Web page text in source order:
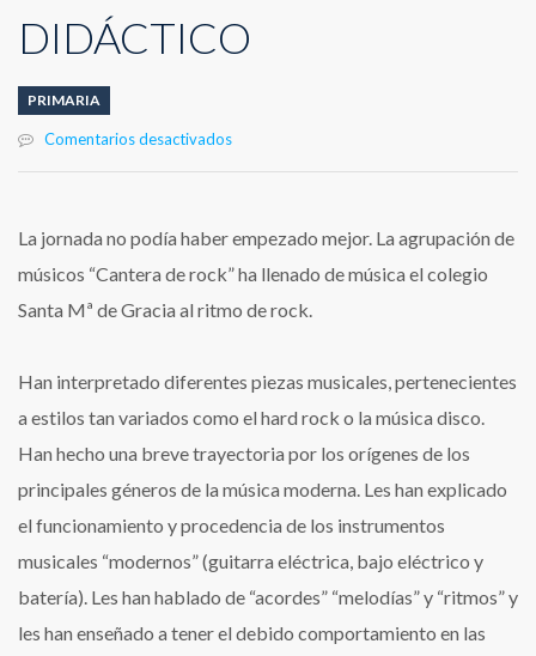
DIDÁCTICO
PRIMARIA
Comentarios desactivadosen
DIDÁCTICO
La jornada no podía haber empezado mejor. La agrupación de
músicos “Cantera de rock” ha llenado de música el colegio
Santa Mª de Gracia al ritmo de rock.
Han interpretado diferentes piezas musicales, pertenecientes
a estilos tan variados como el hard rock o la música disco.
Han hecho una breve trayectoria por los orígenes de los
principales géneros de la música moderna. Les han explicado
el funcionamiento y procedencia de los instrumentos
musicales “modernos” (guitarra eléctrica, bajo eléctrico y
batería). Les han hablado de “acordes” “melodías” y “ritmos” y
les han enseñado a tener el debido comportamiento en las